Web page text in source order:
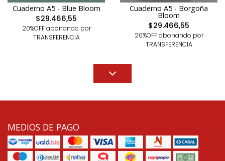
Cuaderno A5 - Blue Bloom
$29.466,55
20%OFF abonando por
TRANSFERENCIA
Cuaderno A5 - Borgoña
Bloom
$29.466,55
20%OFF abonando por
TRANSFERENCIA
MEDIOS DE PAGO